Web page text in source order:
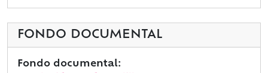
FONDO DOCUMENTAL
Fondo documental: